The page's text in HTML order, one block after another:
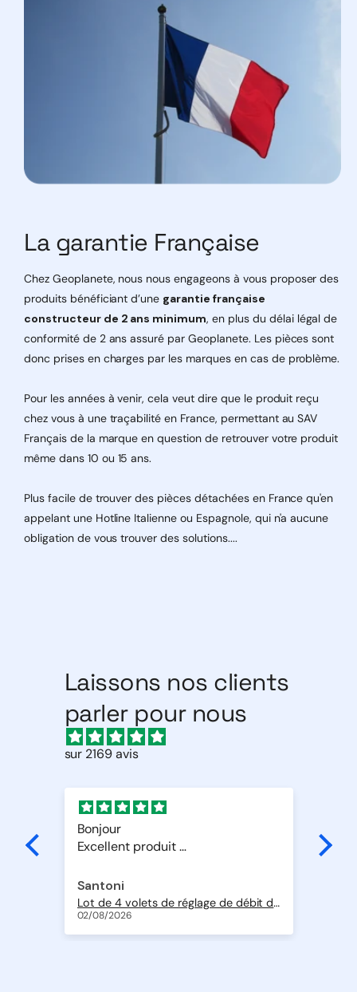
La garantie Française
Chez Geoplanete, nous nous engageons à vous proposer des
produits bénéficiant d’une garantie française
constructeur de 2 ans minimum, en plus du délai légal de
conformité de 2 ans assuré par Geoplanete. Les pièces sont
donc prises en charges par les marques en cas de problème.
Pour les années à venir, cela veut dire que le produit reçu
chez vous à une traçabilité en France, permettant au SAV
Français de la marque en question de retrouver votre produit
même dans 10 ou 15 ans.
Plus facile de trouver des pièces détachées en France qu'en
appelant une Hotline Italienne ou Espagnole, qui n'a aucune
obligation de vous trouver des solutions....
Laissons nos clients
parler pour nous
sur 2169 avis
Bonjour
Excellent produit
Merci
Santoni
Lot de 4 volets de réglage de débit d'air en ABS de Ø 200 + 2 volets de Ø 250 mm
02/08/2026